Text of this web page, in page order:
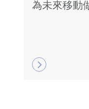
為未來移動